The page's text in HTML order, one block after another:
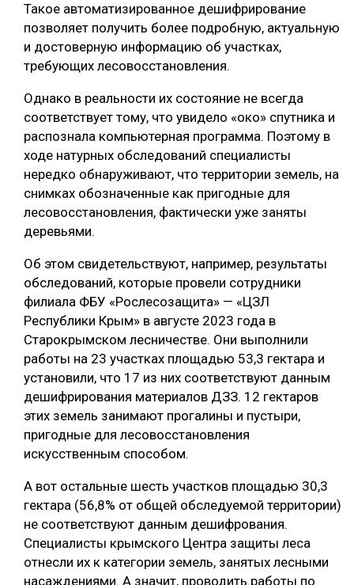
Такое автоматизированное дешифрирование
позволяет получить более подробную, актуальную
и достоверную информацию об участках,
требующих лесовосстановления.
Однако в реальности их состояние не всегда
соответствует тому, что увидело «око» спутника и
распознала компьютерная программа. Поэтому в
ходе натурных обследований специалисты
нередко обнаруживают, что территории земель, на
снимках обозначенные как пригодные для
лесовосстановления, фактически уже заняты
деревьями.
Об этом свидетельствуют, например, результаты
обследований, которые провели сотрудники
филиала ФБУ «Рослесозащита» — «ЦЗЛ
Республики Крым» в августе 2023 года в
Старокрымском лесничестве. Они выполнили
работы на 23 участках площадью 53,3 гектара и
установили, что 17 из них соответствуют данным
дешифрирования материалов ДЗЗ. 12 гектаров
этих земель занимают прогалины и пустыри,
пригодные для лесовосстановления
искусственным способом.
А вот остальные шесть участков площадью 30,3
гектара (56,8% от общей обследуемой территории)
не соответствуют данным дешифрования.
Специалисты крымского Центра защиты леса
отнесли их к категории земель, занятых лесными
насаждениями. А значит, проводить работы по